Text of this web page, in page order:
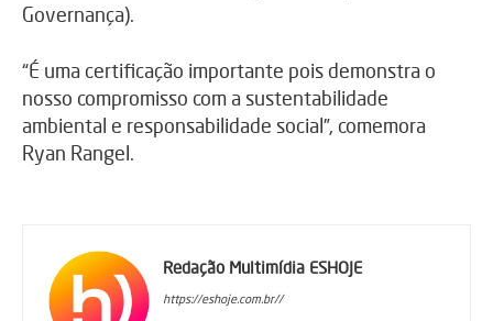
Governança).
“É uma certificação importante pois demonstra o
nosso compromisso com a sustentabilidade
ambiental e responsabilidade social”, comemora
Ryan Rangel.
Redação Multimídia ESHOJE
https://eshoje.com.br//